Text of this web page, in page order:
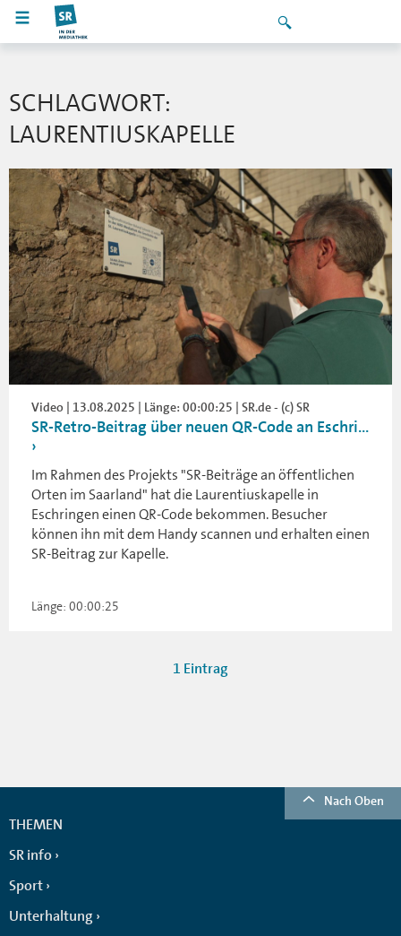
SCHLAGWORT:
LAURENTIUSKAPELLE
Video | 13.08.2025 | Länge: 00:00:25 | SR.de - (c) SR
SR-Retro-Beitrag über neuen QR-Code an Eschri...
Im Rahmen des Projekts "SR-Beiträge an öffentlichen
Orten im Saarland" hat die Laurentiuskapelle in
Eschringen einen QR-Code bekommen. Besucher
können ihn mit dem Handy scannen und erhalten einen
SR-Beitrag zur Kapelle.
Länge: 00:00:25
1 Eintrag
Nach Oben
THEMEN
SR info
Sport
Unterhaltung